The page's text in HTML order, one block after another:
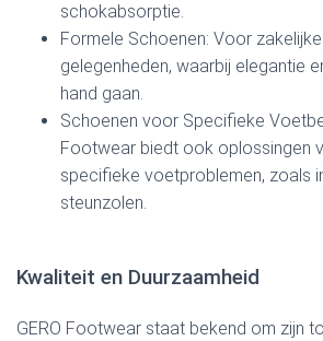
schokabsorptie.
Formele Schoenen: Voor
gelegenheden, waarbij elegantie
hand gaan.
Schoenen voor Specifieke
Footwear biedt ook oplossingen
specifieke voetproblemen, zoals
steunzolen.
Kwaliteit en Duurzaamheid
GERO Footwear staat bekend om zijn